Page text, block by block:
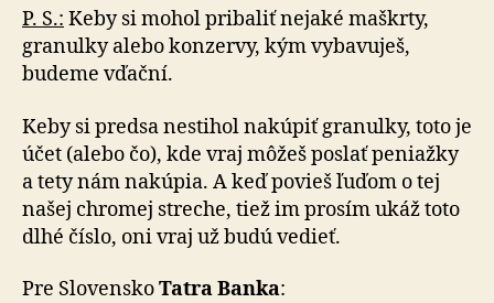
P. S.: Keby si mohol pribaliť nejaké maškrty,
granulky alebo konzervy, kým vybavuješ,
budeme vďační.
Keby si predsa nestihol nakúpiť granulky, toto je
účet (alebo čo), kde vraj môžeš poslať peniažky
a tety nám nakúpia. A keď povieš ľuďom o tej
našej chromej streche, tiež im prosím ukáž toto
dlhé číslo, oni vraj už budú vedieť.
Pre SlovenskoTatra Banka: